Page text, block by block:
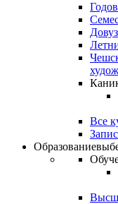
Все
Образование